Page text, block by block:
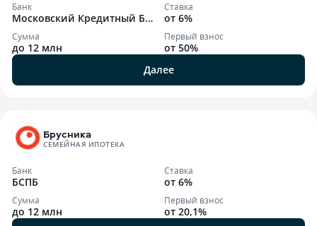
Банк
Московский Кредитный Ба
нк
Ставка
от 6%
Сумма
до 12 млн
Первый взнос
от 50%
Далее
Брусника
СЕМЕЙНАЯ ИПОТЕКА
Банк
БСПБ
Ставка
от 6%
Сумма
до 12 млн
Первый взнос
от 20,1%